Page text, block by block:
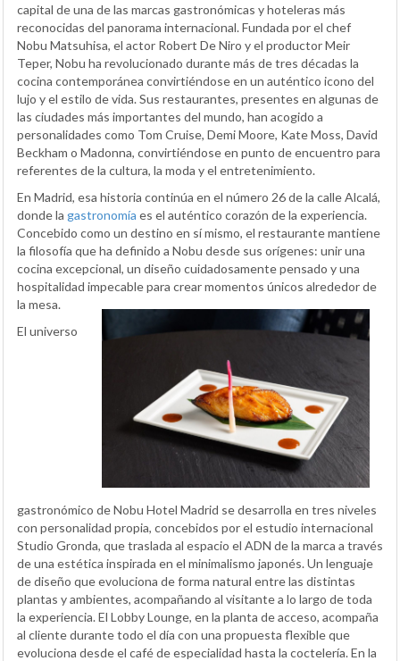
capital de una de las marcas gastronómicas y hoteleras más
reconocidas del panorama internacional. Fundada por el chef
Nobu Matsuhisa, el actor Robert De Niro y el productor Meir
Teper, Nobu ha revolucionado durante más de tres décadas la
cocina contemporánea convirtiéndose en un auténtico icono del
lujo y el estilo de vida. Sus restaurantes, presentes en algunas de
las ciudades más importantes del mundo, han acogido a
personalidades como Tom Cruise, Demi Moore, Kate Moss, David
Beckham o Madonna, convirtiéndose en punto de encuentro para
referentes de la cultura, la moda y el entretenimiento.
En Madrid, esa historia continúa en el número 26 de la calle Alcalá,
donde la gastronomía es el auténtico corazón de la experiencia.
Concebido como un destino en sí mismo, el restaurante mantiene
la filosofía que ha definido a Nobu desde sus orígenes: unir una
cocina excepcional, un diseño cuidadosamente pensado y una
hospitalidad impecable para crear momentos únicos alrededor de
la mesa.
El universo
gastronómico de Nobu Hotel Madrid se desarrolla en tres niveles
con personalidad propia, concebidos por el estudio internacional
Studio Gronda, que traslada al espacio el ADN de la marca a través
de una estética inspirada en el minimalismo japonés. Un lenguaje
de diseño que evoluciona de forma natural entre las distintas
plantas y ambientes, acompañando al visitante a lo largo de toda
la experiencia. El Lobby Lounge, en la planta de acceso, acompaña
al cliente durante todo el día con una propuesta flexible que
evoluciona desde el café de especialidad hasta la coctelería. En la